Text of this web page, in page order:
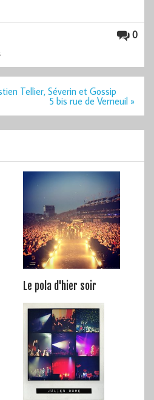
0
Tellier, Séverin et Gossip
5 bis rue de Verneuil »
Le pola d'hier soir